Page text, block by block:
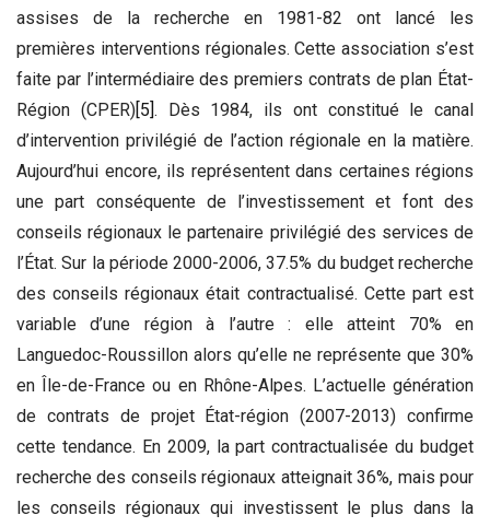
assises de la recherche en 1981-82 ont lancé les
premières interventions régionales. Cette association s’est
faite par l’intermédiaire des premiers contrats de plan État-
Région (CPER)[5] . Dès 1984, ils ont constitué le canal
d’intervention privilégié de l’action régionale en la matière.
Aujourd’hui encore, ils représentent dans certaines régions
une part conséquente de l’investissement et font des
conseils régionaux le partenaire privilégié des services de
l’État. Sur la période 2000-2006, 37.5% du budget recherche
des conseils régionaux était contractualisé. Cette part est
variable d’une région à l’autre : elle atteint 70% en
Languedoc-Roussillon alors qu’elle ne représente que 30%
en Île-de-France ou en Rhône-Alpes. L’actuelle génération
de contrats de projet État-région (2007-2013) confirme
cette tendance. En 2009, la part contractualisée du budget
recherche des conseils régionaux atteignait 36%, mais pour
les conseils régionaux qui investissent le plus dans la